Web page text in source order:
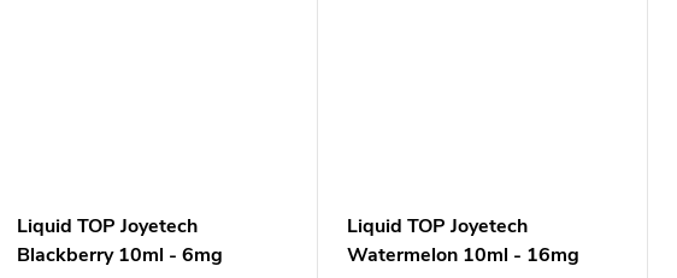
Liquid TOP Joyetech
Blackberry 10ml - 6mg
Liquid TOP Joyetech
Watermelon 10ml - 16mg